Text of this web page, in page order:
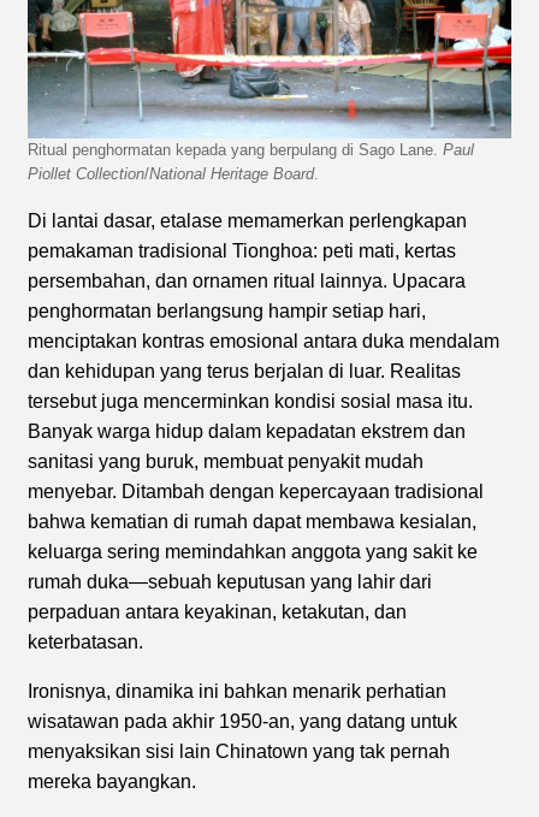
Ritual penghormatan kepada yang berpulang di Sago Lane. Paul
Piollet Collection/National Heritage Board.
Di lantai dasar, etalase memamerkan perlengkapan
pemakaman tradisional Tionghoa: peti mati, kertas
persembahan, dan ornamen ritual lainnya. Upacara
penghormatan berlangsung hampir setiap hari,
menciptakan kontras emosional antara duka mendalam
dan kehidupan yang terus berjalan di luar. Realitas
tersebut juga mencerminkan kondisi sosial masa itu.
Banyak warga hidup dalam kepadatan ekstrem dan
sanitasi yang buruk, membuat penyakit mudah
menyebar. Ditambah dengan kepercayaan tradisional
bahwa kematian di rumah dapat membawa kesialan,
keluarga sering memindahkan anggota yang sakit ke
rumah duka—sebuah keputusan yang lahir dari
perpaduan antara keyakinan, ketakutan, dan
keterbatasan.
Ironisnya, dinamika ini bahkan menarik perhatian
wisatawan pada akhir 1950-an, yang datang untuk
menyaksikan sisi lain Chinatown yang tak pernah
mereka bayangkan.